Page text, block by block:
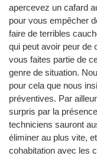
apercevez un cafard
pour vous empêcher
faire de terribles
qui peut avoir peur de
vous faites partie de
genre de situation.
pour cela que nous
préventives. Par
surpris par la
techniciens sauront
éliminer au plus vite,
cohabitation avec les